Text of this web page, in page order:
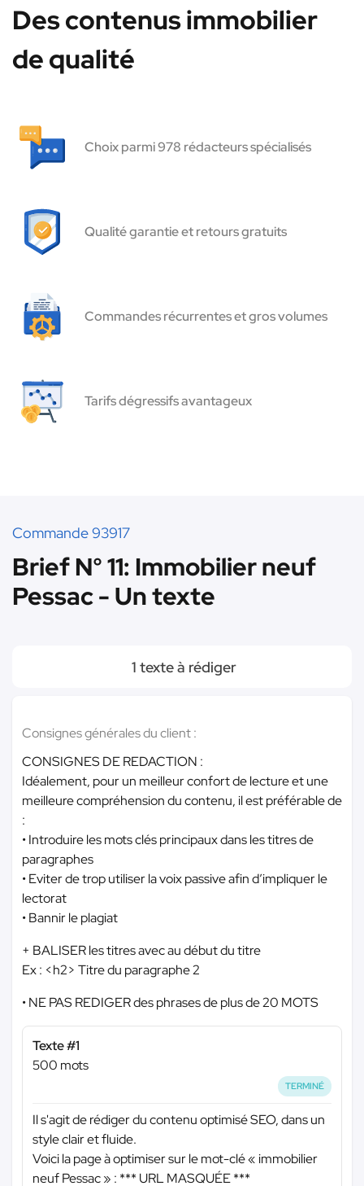
Des contenus immobilier
de qualité
Choix parmi 978 rédacteurs spécialisés
Qualité garantie et retours gratuits
Commandes récurrentes et gros volumes
Tarifs dégressifs avantageux
Commande 93917
Brief N° 11: Immobilier neuf
Pessac - Un texte
1 texte à rédiger
Consignes générales du client :
CONSIGNES DE REDACTION :
Idéalement, pour un meilleur confort de lecture et une
meilleure compréhension du contenu, il est préférable de
:
• Introduire les mots clés principaux dans les titres de
paragraphes
• Eviter de trop utiliser la voix passive afin d’impliquer le
lectorat
• Bannir le plagiat
+ BALISER les titres avec au début du titre
Ex : <h2> Titre du paragraphe 2
• NE PAS REDIGER des phrases de plus de 20 MOTS
Texte #1
500 mots
TERMINÉ
Il s'agit de rédiger du contenu optimisé SEO, dans un
style clair et fluide.
Voici la page à optimiser sur le mot-clé « immobilier
neuf Pessac » : *** URL MASQUÉE ***